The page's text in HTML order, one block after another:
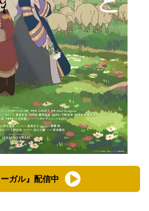
ーガル』配信中